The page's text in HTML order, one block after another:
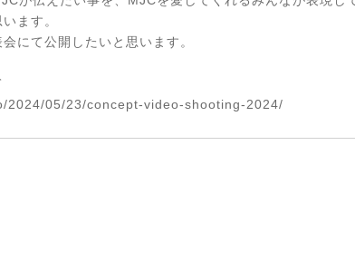
ます。
にて公開したいと思います。
2024/05/23/concept-video-shooting-2024/